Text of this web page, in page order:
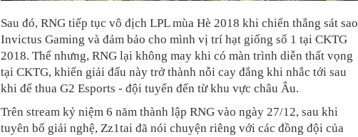
Sau đó, RNG tiếp tục vô địch LPL mùa Hè 2018 khi chiến thắng sát sao
Invictus Gaming và đảm bảo cho mình vị trí hạt giống số 1 tại CKTG
2018. Thế nhưng, RNG lại không may khi có màn trình diễn thất vọng
tại CKTG, khiến giải đấu này trở thành nỗi cay đắng khi nhắc tới sau
khi để thua G2 Esports - đội tuyển đến từ khu vực châu Âu.
Trên stream kỷ niệm 6 năm thành lập RNG vào ngày 27/12, sau khi
tuyên bố giải nghệ, Zz1tai đã nói chuyện riêng với các đồng đội của